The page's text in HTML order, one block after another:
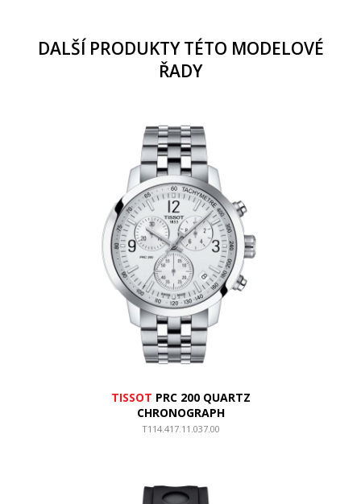
DALŠÍ PRODUKTY TÉTO MODELOVÉ
ŘADY
TISSOT PRC 200 QUARTZ
CHRONOGRAPH
T114.417.11.037.00